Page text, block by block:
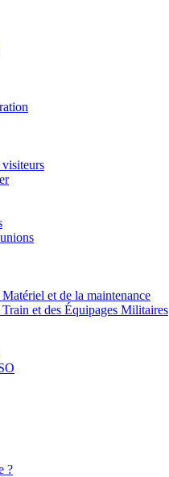
et de la maintenance
et des Équipages Militaires
?